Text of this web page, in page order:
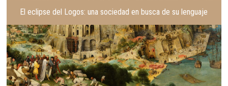
El eclipse del Logos: una sociedad en busca de su lenguaje